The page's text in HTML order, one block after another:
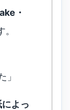
・
」
によっ